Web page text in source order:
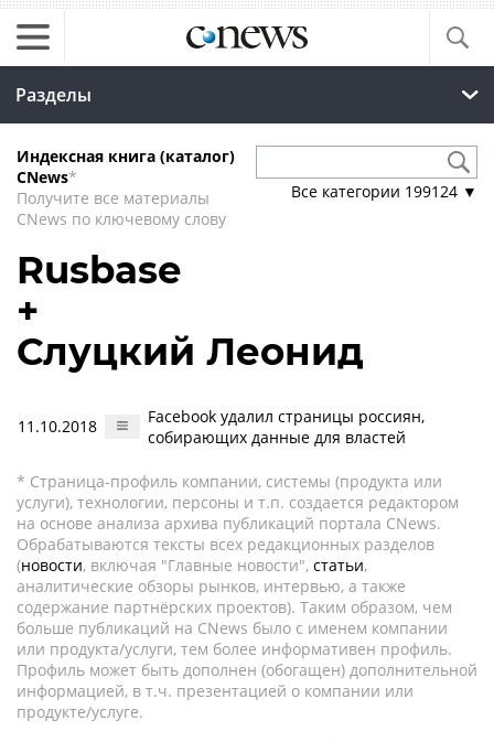
Разделы
Индексная книга (каталог)
CNews*
Получите все материалы
CNews по ключевому слову
Все категории 199124 ▼
Rusbase
+
Слуцкий Леонид
11.10.2018
Facebook удалил страницы россиян,
собирающих данные для властей
* Страница-профиль компании, системы (продукта или
услуги), технологии, персоны и т.п. создается редактором
на основе анализа архива публикаций портала CNews.
Обрабатываются тексты всех редакционных разделов
(новости, включая "Главные новости", статьи,
аналитические обзоры рынков, интервью, а также
содержание партнёрских проектов). Таким образом, чем
больше публикаций на CNews было с именем компании
или продукта/услуги, тем более информативен профиль.
Профиль может быть дополнен (обогащен) дополнительной
информацией, в т.ч. презентацией о компании или
продукте/услуге.